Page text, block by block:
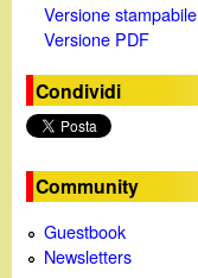
Versione stampabile
Versione PDF
Condividi
Community
Guestbook
Newsletters